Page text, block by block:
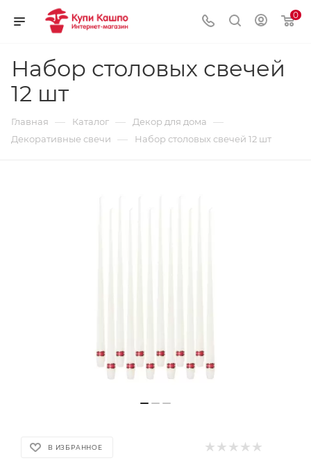
0
Набор столовых свечей
12 шт
Главная — Каталог — Декор для дома —
Декоративные свечи — Набор столовых свечей 12 шт
В ИЗБРАННОЕ